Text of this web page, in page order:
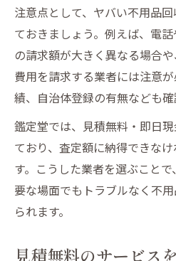
不用品出張買取な
いで即現金化
見積無料と即日現金
便利
石巻市で即日現金支
不用品処分を手早く
ント
即日現金支払いサー
生む方法
注意点として、ヤバい不用品
ておきましょう。例えば、電
の請求額が大きく異なる場合
費用を請求する業者には注意
績、自治体登録の有無なども確
鑑定堂では、見積無料・即日
ており、査定額に納得できな
す。こうした業者を選ぶこと
要な場面でもトラブルなく不
られます。
見積無料のサービス